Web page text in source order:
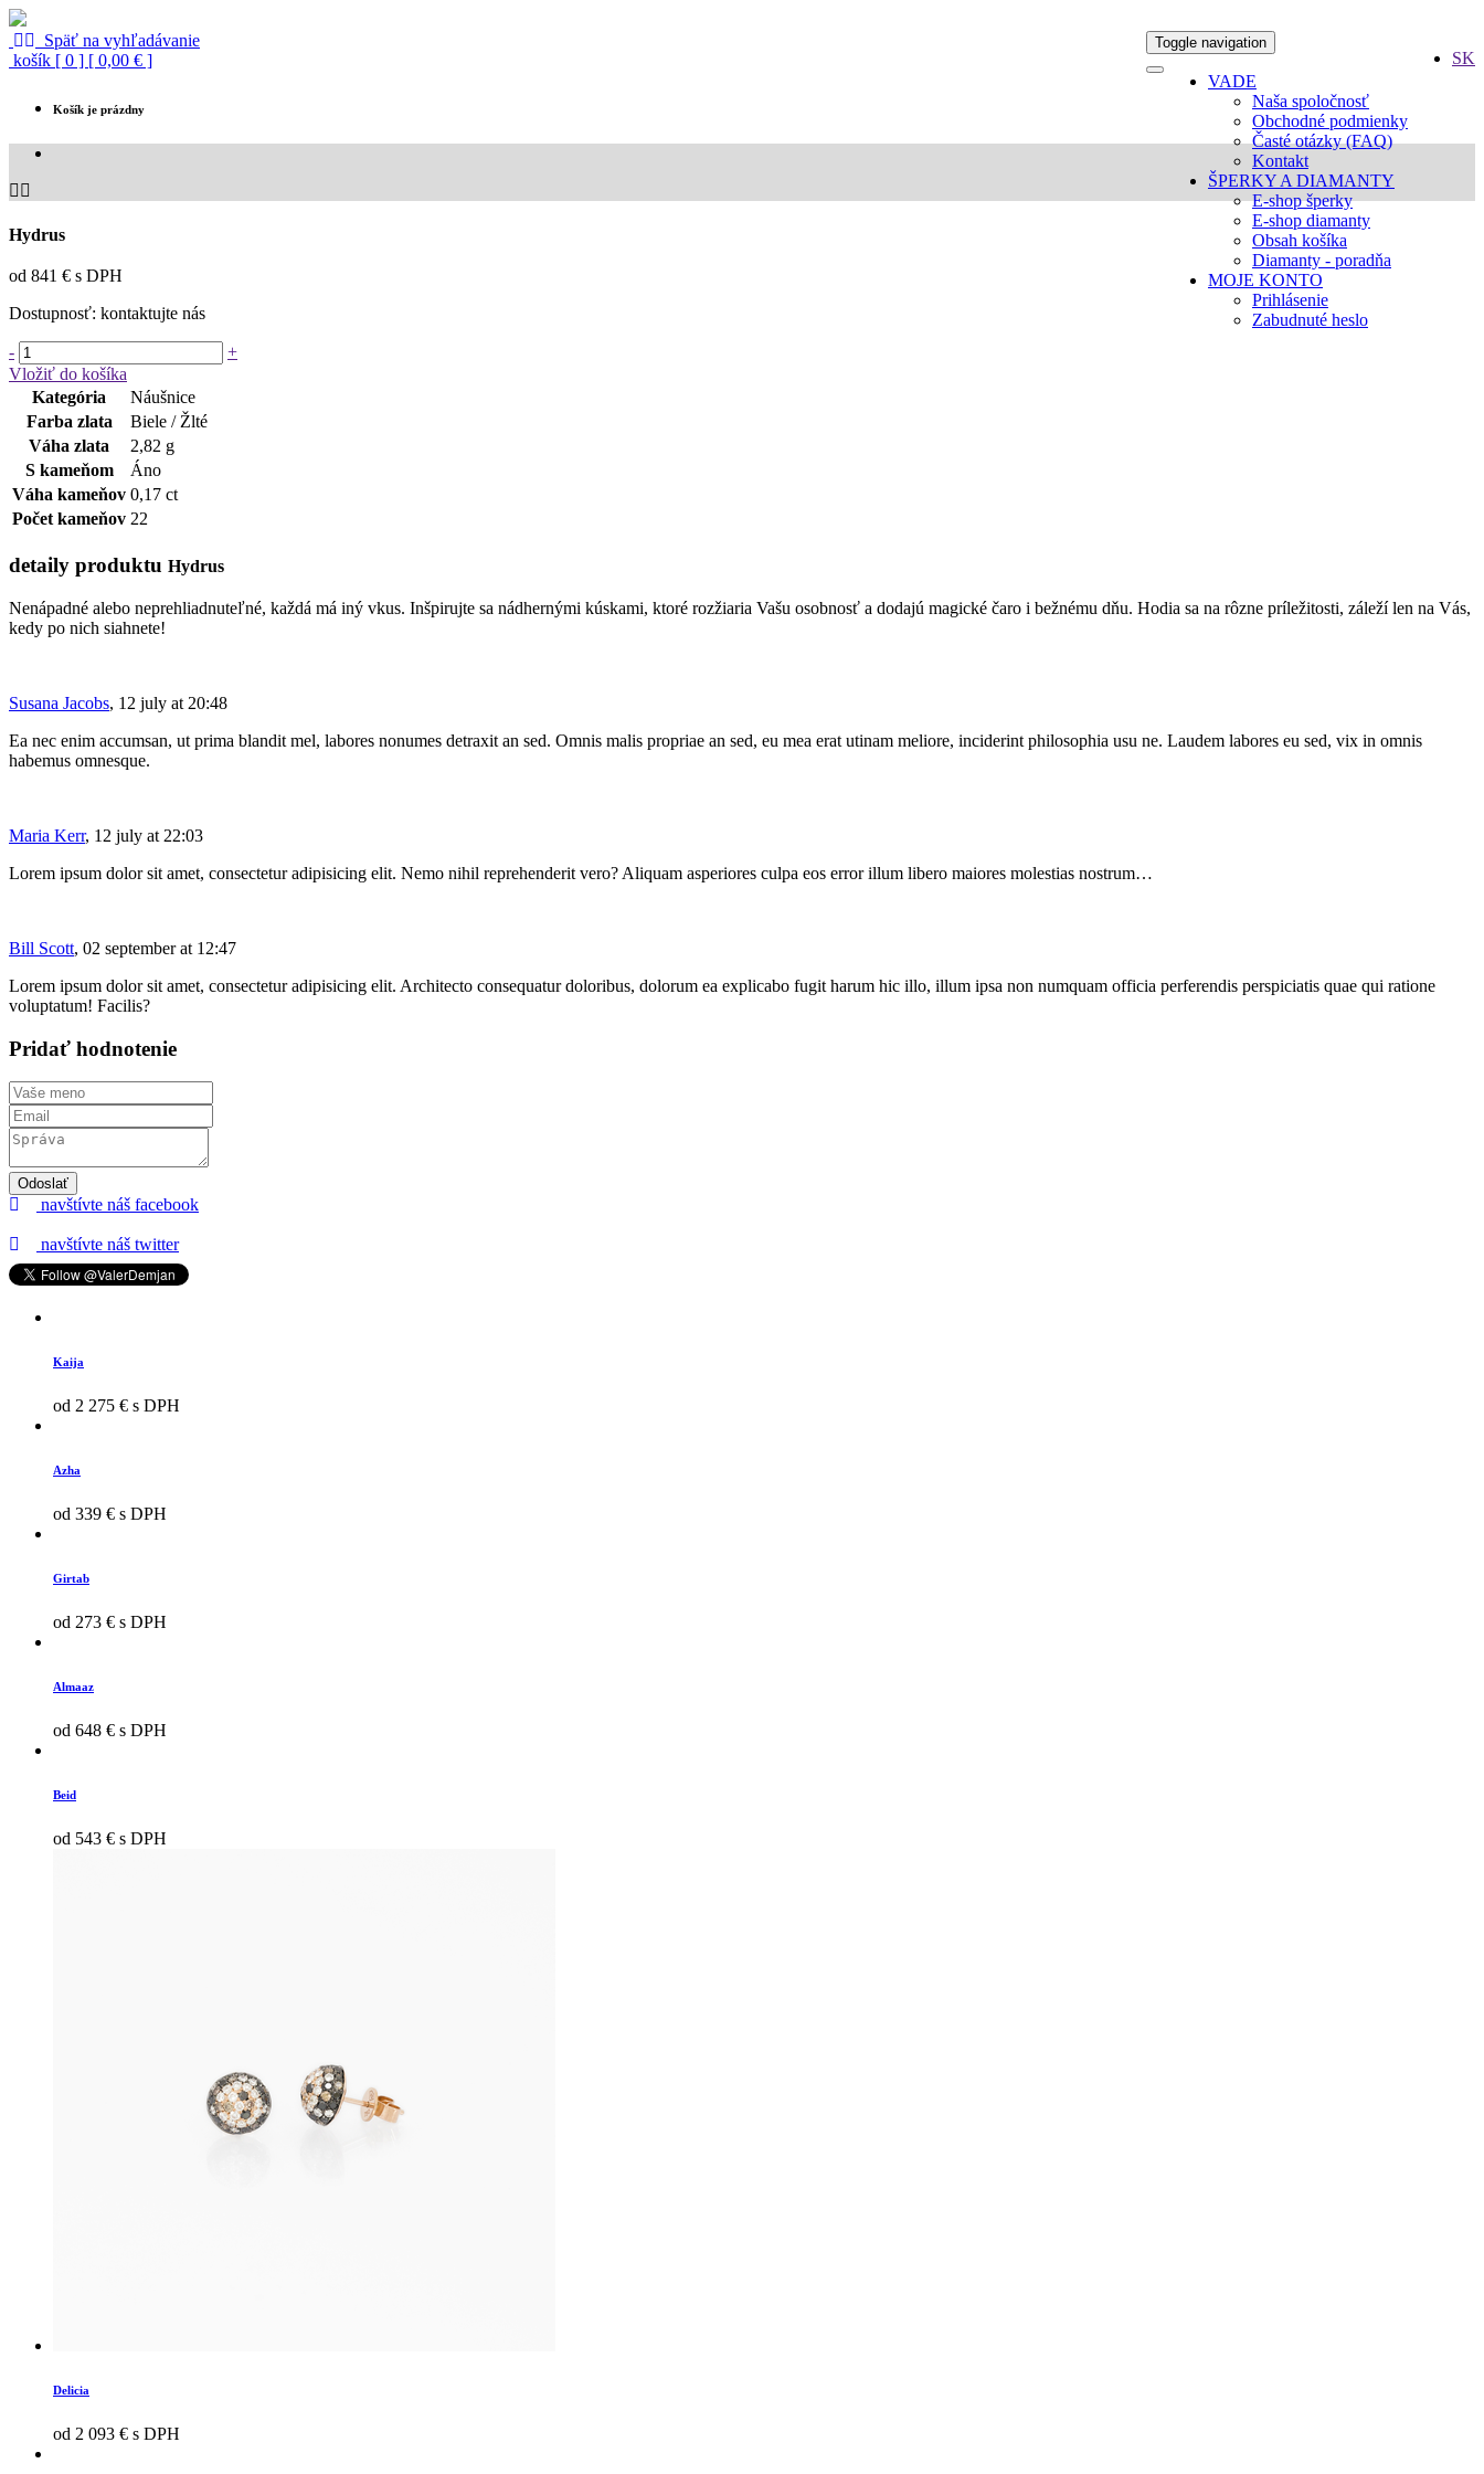
SK
Toggle navigation
VADE
Naša spoločnosť
Obchodné podmienky
Časté otázky (FAQ)
Kontakt
ŠPERKY A DIAMANTY
E-shop šperky
E-shop diamanty
Obsah košíka
Diamanty - poradňa
MOJE KONTO
Prihlásenie
Zabudnuté heslo
Späť na vyhľadávanie
košík [ 0 ] [ 0,00 € ]
Košík je prázdny
Hydrus
od 841 € s DPH
Dostupnosť: kontaktujte nás
-
+
Vložiť do košíka
Kategória
Náušnice
Farba zlata
Biele / Žlté
Váha zlata
2,82 g
S kameňom
Áno
Váha kameňov 0,17 ct
Počet kameňov 22
detaily produktu Hydrus
Nenápadné alebo neprehliadnuteľné, každá má iný vkus. Inšpirujte sa nádhernými kúskami, ktoré rozžiaria Vašu osobnosť a dodajú magické čaro i bežnému dňu. Hodia sa na rôzne príležitosti, záleží len na Vás,
kedy po nich siahnete!
Susana Jacobs, 12 july at 20:48
Ea nec enim accumsan, ut prima blandit mel, labores nonumes detraxit an sed. Omnis malis propriae an sed, eu mea erat utinam meliore, inciderint philosophia usu ne. Laudem labores eu sed, vix in omnis
habemus omnesque.
Maria Kerr, 12 july at 22:03
Lorem ipsum dolor sit amet, consectetur adipisicing elit. Nemo nihil reprehenderit vero? Aliquam asperiores culpa eos error illum libero maiores molestias nostrum…
Bill Scott, 02 september at 12:47
Lorem ipsum dolor sit amet, consectetur adipisicing elit. Architecto consequatur doloribus, dolorum ea explicabo fugit harum hic illo, illum ipsa non numquam officia perferendis perspiciatis quae qui ratione
voluptatum! Facilis?
Pridať hodnotenie
Odoslať
navštívte náš facebook
navštívte náš twitter
Kaija
od 2 275 € s DPH
Azha
od 339 € s DPH
Girtab
od 273 € s DPH
Almaaz
od 648 € s DPH
Beid
od 543 € s DPH
Delicia
od 2 093 € s DPH